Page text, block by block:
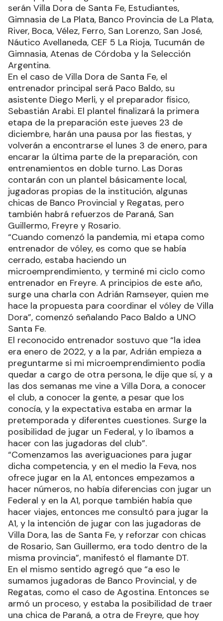
serán Villa Dora de Santa Fe, Estudiantes,
Gimnasia de La Plata, Banco Provincia de La Plata,
River, Boca, Vélez, Ferro, San Lorenzo, San José,
Náutico Avellaneda, CEF 5 La Rioja, Tucumán de
Gimnasia, Atenas de Córdoba y la Selección
Argentina.
En el caso de Villa Dora de Santa Fe, el
entrenador principal será Paco Baldo, su
asistente Diego Merli, y el preparador físico,
Sebastián Arabi. El plantel finalizará la primera
etapa de la preparación este jueves 23 de
diciembre, harán una pausa por las fiestas, y
volverán a encontrarse el lunes 3 de enero, para
encarar la última parte de la preparación, con
entrenamientos en doble turno. Las Doras
contarán con un plantel básicamente local,
jugadoras propias de la institución, algunas
chicas de Banco Provincial y Regatas, pero
también habrá refuerzos de Paraná, San
Guillermo, Freyre y Rosario.
“Cuando comenzó la pandemia, mi etapa como
entrenador de vóley, es como que se había
cerrado, estaba haciendo un
microemprendimiento, y terminé mi ciclo como
entrenador en Freyre. A principios de este año,
surge una charla con Adrián Ramseyer, quien me
hace la propuesta para coordinar el vóley de Villa
Dora”, comenzó señalando Paco Baldo a UNO
Santa Fe.
El reconocido entrenador sostuvo que “la idea
era enero de 2022, y a la par, Adrián empieza a
preguntarme si mi microemprendimiento podía
quedar a cargo de otra persona, le dije que sí, y a
las dos semanas me vine a Villa Dora, a conocer
el club, a conocer la gente, a pesar que los
conocía, y la expectativa estaba en armar la
pretemporada y diferentes cuestiones. Surge la
posibilidad de jugar un Federal, y lo íbamos a
hacer con las jugadoras del club”.
“Comenzamos las averiguaciones para jugar
dicha competencia, y en el medio la Feva, nos
ofrece jugar en la A1, entonces empezamos a
hacer números, no había diferencias con jugar un
Federal y en la A1, porque también había que
hacer viajes, entonces me consultó para jugar la
A1, y la intención de jugar con las jugadoras de
Villa Dora, las de Santa Fe, y reforzar con chicas
de Rosario, San Guillermo, era todo dentro de la
misma provincia”, manifestó el flamante DT.
En el mismo sentido agregó que “a eso le
sumamos jugadoras de Banco Provincial, y de
Regatas, como el caso de Agostina. Entonces se
armó un proceso, y estaba la posibilidad de traer
una chica de Paraná, a otra de Freyre, que hoy